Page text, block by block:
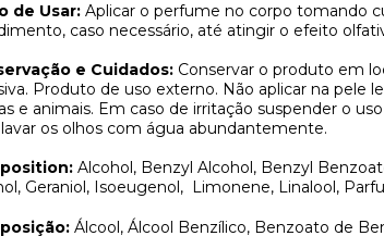
de Usar: Aplicar o perfume no corpo tomando
caso necessário, até atingir o efeito
e Cuidados: Conservar o produto em
Produto de uso externo. Não aplicar na pele
e animais. Em caso de irritação suspender o
lavar os olhos com água abundantemente.
Alcohol, Benzyl Alcohol, Benzyl
Geraniol, Isoeugenol, Limonene, Linalool,
Álcool, Álcool Benzílico, Benzoato de